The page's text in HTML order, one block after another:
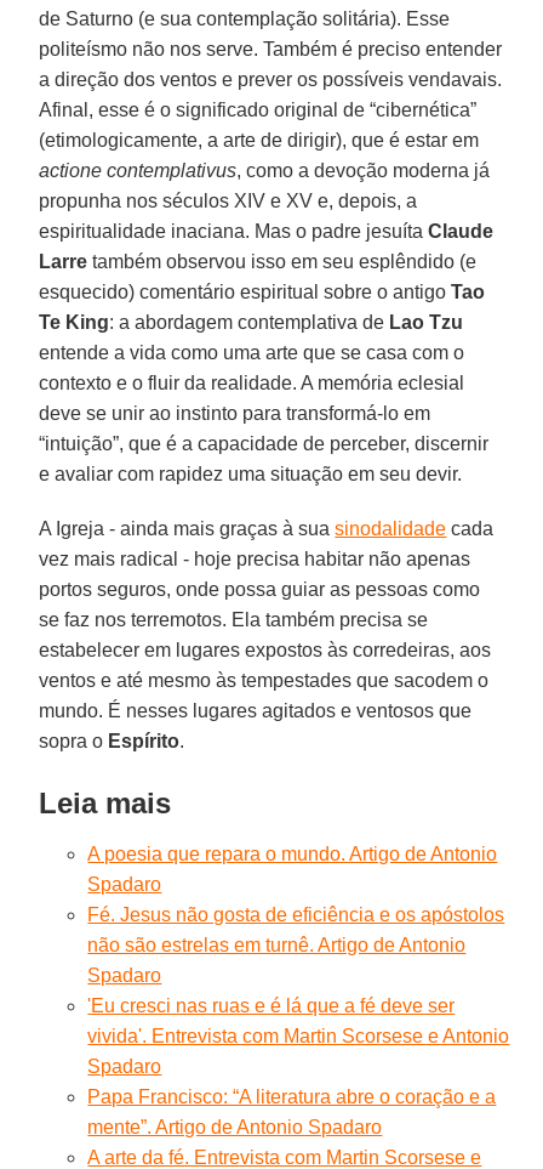
de Saturno (e sua contemplação solitária). Esse
politeísmo não nos serve. Também é preciso entender
a direção dos ventos e prever os possíveis vendavais.
Afinal, esse é o significado original de “cibernética”
(etimologicamente, a arte de dirigir), que é estar em
actione contemplativus, como a devoção moderna já
propunha nos séculos XIV e XV e, depois, a
espiritualidade inaciana. Mas o padre jesuítaClaude
Larre também observou isso em seu esplêndido (e
esquecido) comentário espiritual sobre o antigoTao
Te King: a abordagem contemplativa de Lao Tzu
entende a vida como uma arte que se casa com o
contexto e o fluir da realidade. A memória eclesial
deve se unir ao instinto para transformá-lo em
“intuição”, que é a capacidade de perceber, discernir
e avaliar com rapidez uma situação em seu devir.
A Igreja - ainda mais graças à suasinodalidade cada
vez mais radical - hoje precisa habitar não apenas
portos seguros, onde possa guiar as pessoas como
se faz nos terremotos. Ela também precisa se
estabelecer em lugares expostos às corredeiras, aos
ventos e até mesmo às tempestades que sacodem o
mundo. É nesses lugares agitados e ventosos que
sopra o Espírito.
Leia mais
A poesia que repara o mundo. Artigo de Antonio
Spadaro
Fé. Jesus não gosta de eficiência e os apóstolos
não são estrelas em turnê. Artigo de Antonio
Spadaro
'Eu cresci nas ruas e é lá que a fé deve ser
vivida'. Entrevista com Martin Scorsese e Antonio
Spadaro
Papa Francisco: “A literatura abre o coração e a
mente”. Artigo de Antonio Spadaro
A arte da fé. Entrevista com Martin Scorsese e